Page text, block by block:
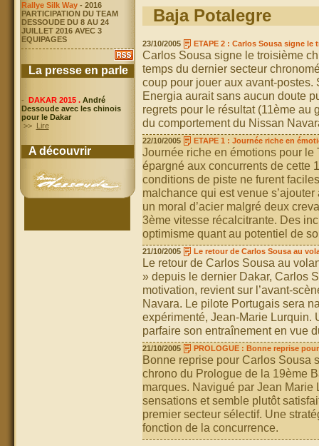
Rallye Silk Way- 2016
PARTICIPATION DU TEAM
DESSOUDE DU 8 AU 24
JUILLET 2016 AVEC 3
EQUIPAGES
La presse en parle
- DAKAR 2015 . André
Dessoude avec les chinois
pour le Dakar
>>
Lire
A découvrir
Baja Potalegre
23/10/2005 ETAPE 2 : Carlos Sousa signe
Carlos Sousa signe le troisième
temps du dernier secteur
coup pour jouer aux avant-postes.
Energia aurait sans aucun doute
regrets pour le résultat (11ème au
du comportement du Nissan
22/10/2005 ETAPE 1 : Journée riche en
Journée riche en émotions pour
épargné aux concurrents de cette
conditions de piste ne furent
malchance qui est venue
un moral d’acier malgré deux
3ème vitesse récalcitrante. Des
optimisme quant au potentiel de
21/10/2005 Le retour de Carlos Sousa au
Le retour de Carlos Sousa au
» depuis le dernier Dakar, Carlos
motivation, revient sur l’avant-
Navara. Le pilote Portugais sera
expérimenté, Jean-Marie Lurquin.
parfaire son entraînement en vue
21/10/2005 PROLOGUE : Bonne reprise
Bonne reprise pour Carlos Sousa
chrono du Prologue de la 19ème
marques. Navigué par Jean
sensations et semble plutôt
premier secteur sélectif. Une
fonction de la concurrence.